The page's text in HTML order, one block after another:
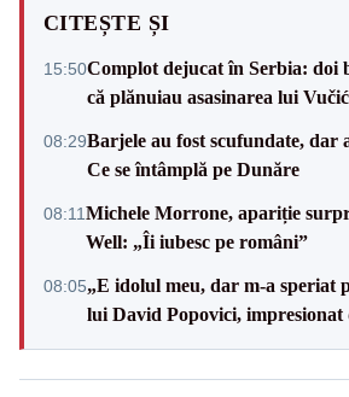
CITEȘTE ȘI
15:50Complot dejucat în Serbia: doi
că plănuiau asasinarea lui Vučić
08:29Barjele au fost scufundate, dar
Ce se întâmplă pe Dunăre
08:11Michele Morrone, apariție
Well: „Îi iubesc pe români”
08:05„E idolul meu, dar m-a speriat
lui David Popovici, impresionat